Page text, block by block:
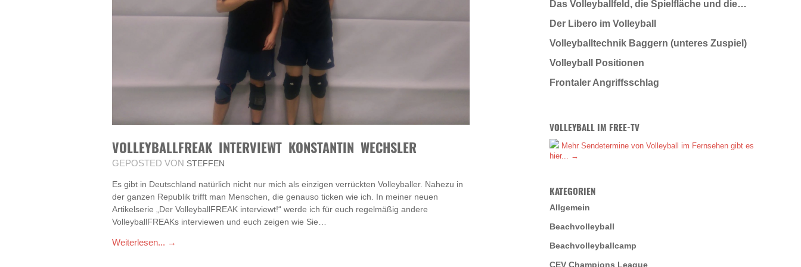
VOLLEYBALLFREAK INTERVIEWT KONSTANTIN WECHSLER
GEPOSTED VON STEFFEN
Es gibt in Deutschland natürlich nicht nur mich als einzigen verrückten Volleyballer. Nahezu in
der ganzen Republik trifft man Menschen, die genauso ticken wie ich. In meiner neuen
Artikelserie „Der VolleyballFREAK interviewt!“ werde ich für euch regelmäßig andere
VolleyballFREAKs interviewen und euch zeigen wie Sie…
Weiterlesen... →
Das Volleyballfeld, die Spielfläche und die…
Der Libero im Volleyball
Volleyballtechnik Baggern (unteres Zuspiel)
Volleyball Positionen
Frontaler Angriffsschlag
VOLLEYBALL IM FREE-TV
Mehr Sendetermine von Volleyball im Fernsehen gibt es
hier... →
KATEGORIEN
Allgemein
Beachvolleyball
Beachvolleyballcamp
CEV Champions League